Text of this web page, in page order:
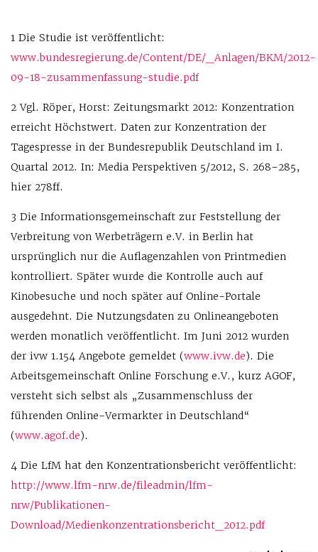
1 Die Studie ist veröffentlicht:
www.bundesregierung.de/Content/DE/_Anlagen/BKM/2012-
09-18-zusammenfassung-studie.pdf
2 Vgl. Röper, Horst: Zeitungsmarkt 2012: Konzentration
erreicht Höchstwert. Daten zur Konzentration der
Tagespresse in der Bundesrepublik Deutschland im I.
Quartal 2012. In: Media Perspektiven 5/2012, S. 268–285,
hier 278ff.
3 Die Informationsgemeinschaft zur Feststellung der
Verbreitung von Werbeträgern e.V. in Berlin hat
ursprünglich nur die Auflagenzahlen von Printmedien
kontrolliert. Später wurde die Kontrolle auch auf
Kinobesuche und noch später auf Online-Portale
ausgedehnt. Die Nutzungsdaten zu Onlineangeboten
werden monatlich veröffentlicht. Im Juni 2012 wurden
der ivw 1.154 Angebote gemeldet (www.ivw.de). Die
Arbeitsgemeinschaft Online Forschung e.V., kurz AGOF,
versteht sich selbst als „Zusammenschluss der
führenden Online-Vermarkter in Deutschland“
(www.agof.de).
4 Die LfM hat den Konzentrationsbericht veröffentlicht:
http://www.lfm-nrw.de/fileadmin/lfm-
nrw/Publikationen-
Download/Medienkonzentrationsbericht_2012.pdf